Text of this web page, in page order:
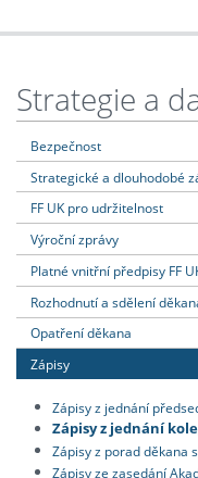
Strategie a
Bezpečnost
Strategické a dlouhodobé
FF UK pro udržitelnost
Výroční zprávy
Platné vnitřní předpisy FF
Rozhodnutí a sdělení
Opatření děkana
Zápisy
Zápisy z jednání
Zápisy z jednání
Zápisy z porad děkana
Zápisy ze zasedání